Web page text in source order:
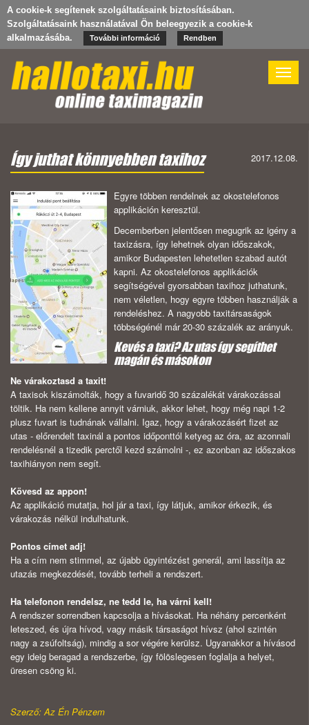
A cookie-k segítenek szolgáltatásaink biztosításában.
Szolgáltatásaink használatával Ön beleegyezik a cookie-k
alkalmazásába.
További információ Rendben
Toggle
Így juthat könnyebben taxihoz 2017.12.08.
Egyre többen rendelnek az okostelefonos
applikáción keresztül.
Decemberben jelentősen megugrik az igény a
taxizásra, így lehetnek olyan időszakok,
amikor Budapesten lehetetlen szabad autót
kapni. Az okostelefonos applikációk
segítségével gyorsabban taxihoz juthatunk,
nem véletlen, hogy egyre többen használják a
rendeléshez. A nagyobb taxitársaságok
többségénél már 20-30 százalék az arányuk.
Kevés a taxi? Az utas így segíthet
magán és másokon
Ne várakoztasd a taxit!
A taxisok kiszámolták, hogy a fuvaridő 30 százalékát várakozással
töltik. Ha nem kellene annyit várniuk, akkor lehet, hogy még napi 1-2
plusz fuvart is tudnának vállalni. Igaz, hogy a várakozásért fizet az
utas - előrendelt taxinál a pontos időponttól ketyeg az óra, az azonnali
rendelésnél a tizedik perctől kezd számolni -, ez azonban az időszakos
taxihiányon nem segít.
Kövesd az appon!
Az applikáció mutatja, hol jár a taxi, így látjuk, amikor érkezik, és
várakozás nélkül indulhatunk.
Pontos címet adj!
Ha a cím nem stimmel, az újabb ügyintézést generál, ami lassítja az
utazás megkezdését, tovább terheli a rendszert.
Ha telefonon rendelsz, ne tedd le, ha várni kell!
A rendszer sorrendben kapcsolja a hívásokat. Ha néhány percenként
leteszed, és újra hívod, vagy másik társaságot hívsz (ahol szintén
nagy a zsúfoltság), mindig a sor végére kerülsz. Ugyanakkor a hívásod
egy ideig beragad a rendszerbe, így fölöslegesen foglalja a helyet,
üresen csöng ki.
Szerző: Az Én Pénzem